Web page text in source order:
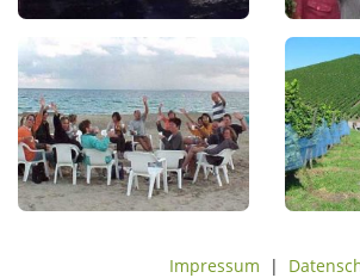
Impressum |